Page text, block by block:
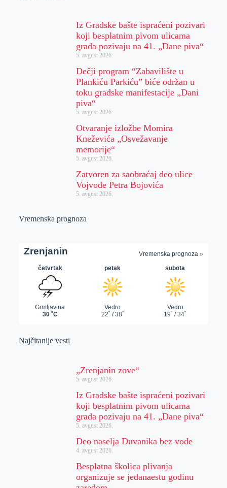
Iz Gradske bašte ispraćeni pozivari
koji besplatnim pivom ulicama
grada pozivaju na 41. „Dane piva“
5. avgust 2026.
Dečji program “Zabavilište u
Plankiću Parkiću” biće održan u
toku gradske manifestacije „Dani
piva“
5. avgust 2026.
Otvaranje izložbe Momira
Kneževića „Osvežavanje
memorije“
5. avgust 2026.
Zatvoren za saobraćaj deo ulice
Vojvode Petra Bojovića
5. avgust 2026.
Vremenska prognoza
Najčitanije vesti
„Zrenjanin zove“
5. avgust 2026.
Iz Gradske bašte ispraćeni pozivari
koji besplatnim pivom ulicama
grada pozivaju na 41. „Dane piva“
5. avgust 2026.
Deo naselja Duvanika bez vode
4. avgust 2026.
Besplatna školica plivanja
organizuje se jedanaestu godinu